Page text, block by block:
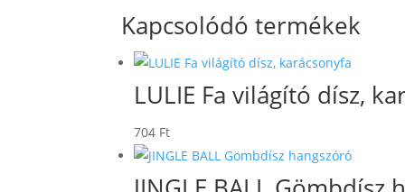
Kapcsolódó termékek
LULIE Fa világító dísz,
704 Ft